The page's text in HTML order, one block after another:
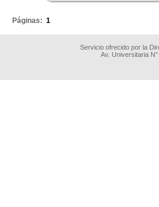
Páginas: 1
Servicio ofrecido por la
Av. Universitaria